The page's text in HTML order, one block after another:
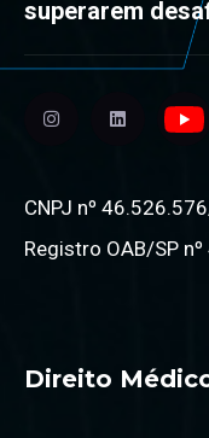
superarem
CNPJ nº
Registro OAB/SP
Direito